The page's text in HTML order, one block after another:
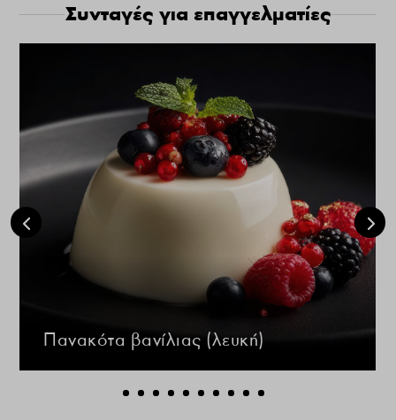
Συνταγές για επαγγελματίες
Πανακότα βανίλιας (λευκή)